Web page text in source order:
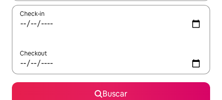
Check-in
Checkout
Buscar